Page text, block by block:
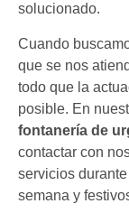
solucionado.
Cuando
que se nos
todo que la
posible. En
fontanería de
contactar con
servicios
semana y